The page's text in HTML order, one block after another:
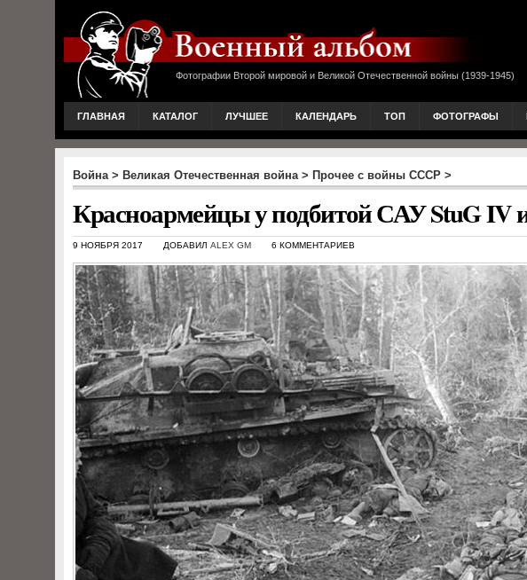
Фотографии Второй мировой и Великой Отечественной войны (1939-1945)
ГЛАВНАЯ КАТАЛОГ ЛУЧШЕЕ КАЛЕНДАРЬ ТОП ФОТОГРАФЫ
Война> Великая Отечественная война> Прочее с войны СССР >
Красноармейцы у подбитой САУ StuG IV
9 НОЯБРЯ 2017 ДОБАВИЛ ALEX GM 6 КОММЕНТАРИЕВ